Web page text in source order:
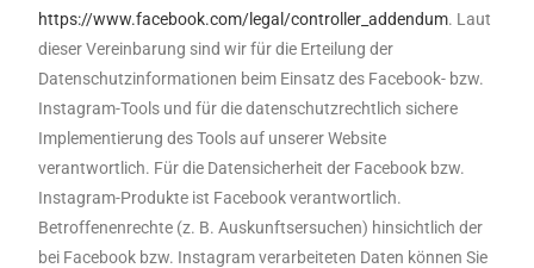
https://www.facebook.com/legal/controller_addendum. Laut
dieser Vereinbarung sind wir für die Erteilung der
Datenschutzinformationen beim Einsatz des Facebook- bzw.
Instagram-Tools und für die datenschutzrechtlich sichere
Implementierung des Tools auf unserer Website
verantwortlich. Für die Datensicherheit der Facebook bzw.
Instagram-Produkte ist Facebook verantwortlich.
Betroffenenrechte (z. B. Auskunftsersuchen) hinsichtlich der
bei Facebook bzw. Instagram verarbeiteten Daten können Sie